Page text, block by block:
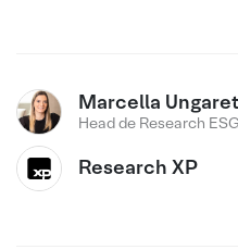
Marcella
Head de Research ESG
Research XP